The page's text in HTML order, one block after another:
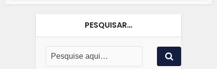
PESQUISAR…